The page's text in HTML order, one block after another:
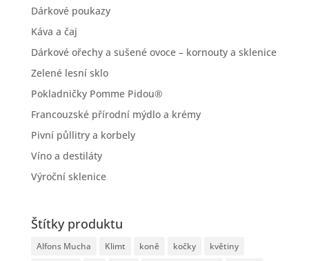
Dárkové poukazy
Káva a čaj
Dárkové ořechy a sušené ovoce – kornouty a sklenice
Zelené lesní sklo
Pokladničky Pomme Pidou®
Francouzské přírodní mýdlo a krémy
Pivní půllitry a korbely
Víno a destiláty
Výroční sklenice
Štítky produktu
Alfons Mucha Klimt koně kočky
květiny